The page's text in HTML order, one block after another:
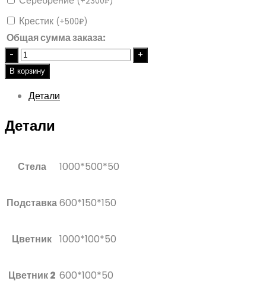
Крестик (+500₽)
Общая сумма заказа:
Quantity
В корзину
Детали
Детали
Стела 1000*500*50
Подставка600*150*150
Цветник 1000*100*50
Цветник 2 600*100*50